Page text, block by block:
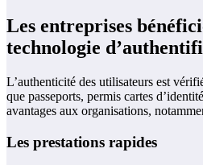
Les entreprises
technologie
L’authenticité des utilisateurs est
que passeports, permis cartes
avantages aux organisations,
Les prestations rapides